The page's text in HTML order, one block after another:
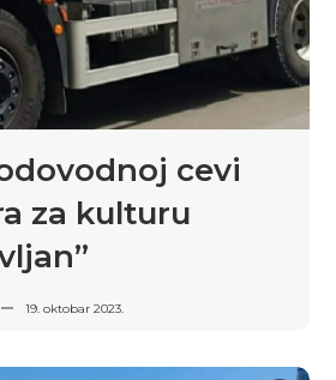
cevi
za kulturu
19. oktobar 2023.